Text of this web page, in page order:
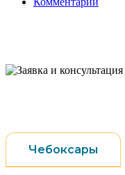
Чебоксары